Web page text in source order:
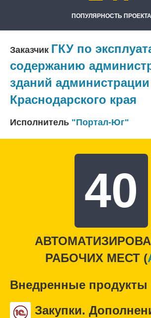
ПОПУЛЯРНОСТЬ ПРОЕКТА
Заказчик ГКУ по
содержанию
зданий администрации
Краснодарского края
Исполнитель "Портал-Юг"
40
РАБОЧИХ МЕСТ (
Внедренные продукты
Закупки.